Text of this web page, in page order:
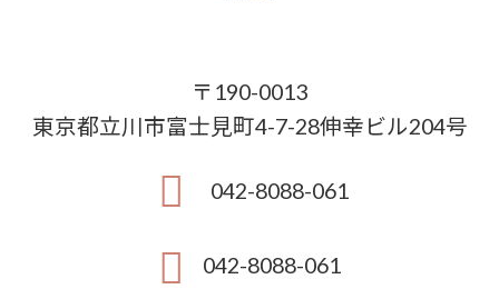
〒190-0013
東京都立川市富士見町4-7-28伸幸ビル204号
042-8088-061
042-8088-061